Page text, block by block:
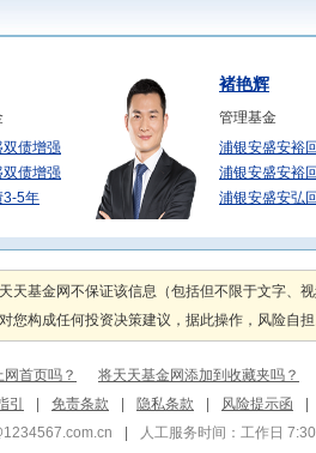
双债增强
双债增强
3-5年
褚艳辉
管理基金
浦银安盛安裕
浦银安盛安裕
浦银安盛安弘
健增利
健增利
尹华龙
管理基金
浦银安盛稳健
浦银安盛稳健
管理基金
基金网不保证该信息（包括但不限于文字、
构成任何投资决策建议，据此操作，风险自
首页吗？
将天天基金网添加到收藏夹吗？
引 免责条款 隐私条款 风险提示函
人工服务时间：工作日